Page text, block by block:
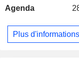
également la
administrations
les municipalités
Agenda
Plus